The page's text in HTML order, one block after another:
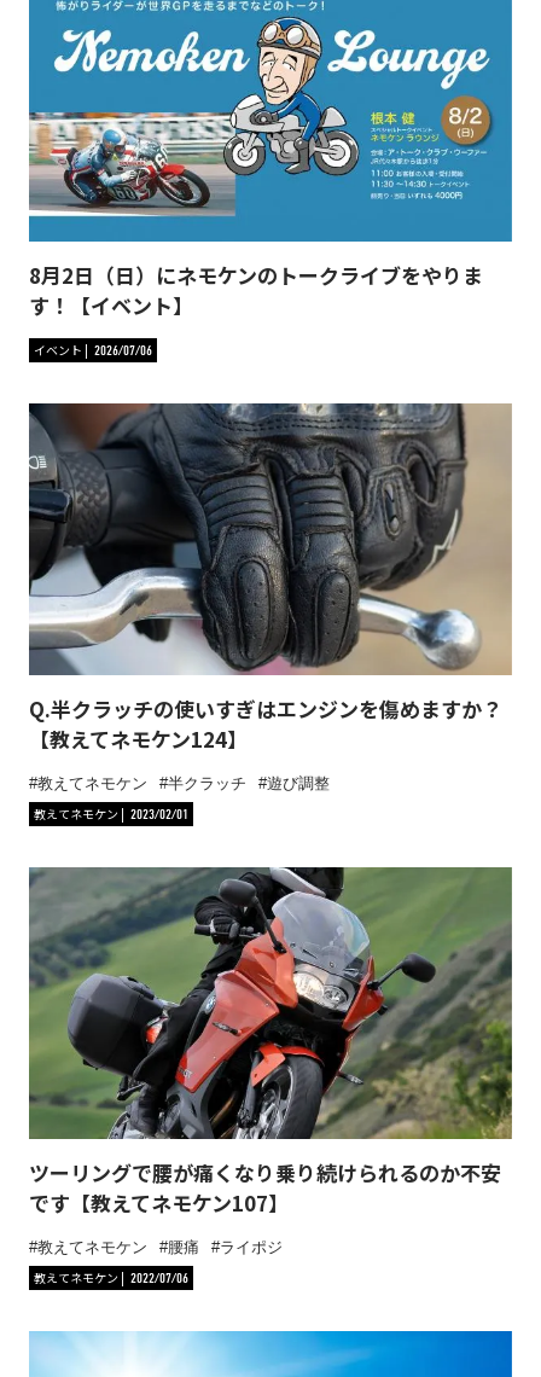
8月2日（日）にネモケンのトークライブをやりま
す！【イベント】
イベント 2026/07/06
Q.半クラッチの使いすぎはエンジンを傷めますか？
【教えてネモケン124】
教えてネモケン 半クラッチ
遊び調整
教えてネモケン
2023/02/01
ツーリングで腰が痛くなり乗り続けられるのか不安
です【教えてネモケン107】
教えてネモケン 腰痛
ライポジ
教えてネモケン
2022/07/06